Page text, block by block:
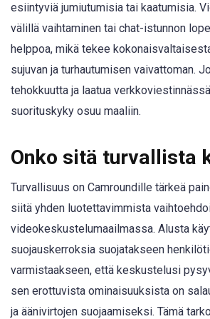
esiintyviä jumiutumisia tai kaatumisia.
välillä vaihtaminen tai chat-istunnon
helppoa, mikä tekee
sujuvan ja turhautumisen vaivattoman.
tehokkuutta ja laatua
suorituskyky osuu maaliin.
Onko sitä turvallista
Turvallisuus on Camroundille tärkeä
siitä yhden luotettavimmista
videokeskustelumaailmassa. Alusta
suojauskerroksia suojatakseen
varmistaakseen, että keskustelusi
sen erottuvista ominaisuuksista on
ja äänivirtojen suojaamiseksi. Tämä